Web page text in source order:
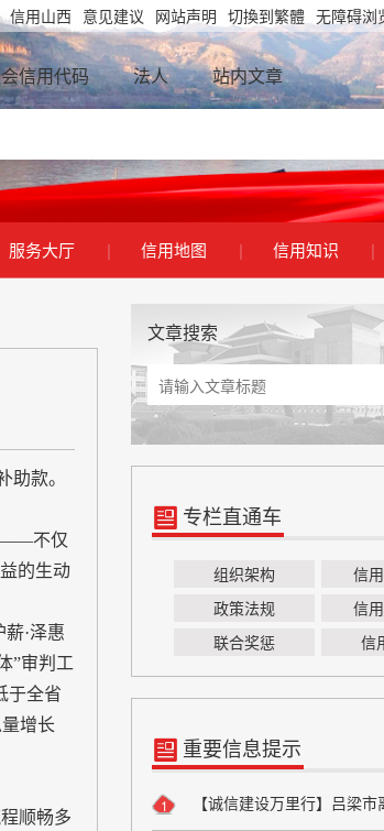
无障碍浏
切換到繁體
网站声明
意见建议
信用山西
信用代码 法人 站内文章
服务大厅 | 信用地图 | 信用知识 |
款。
——不仅
的生动
·泽惠
”审判工
于全省
增长
顺畅多
文章搜索
专栏直通车
组织架构
信
政策法规
信
联合奖惩
信
重要信息提示
【诚信建设万里行】吕梁市离石区发展和改革局严守粮食安全
1